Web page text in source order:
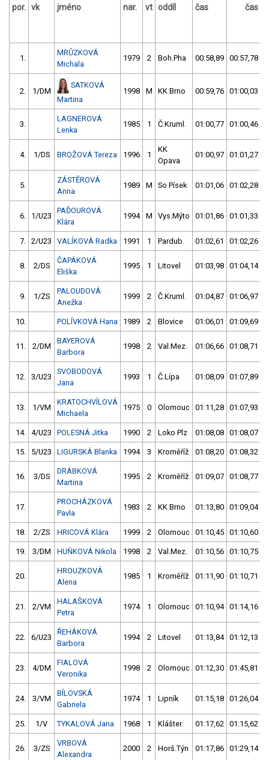
por. vk jméno nar. vt oddíl čas čas
1.
MRŮZKOVÁ
Michala
1979 2 Boh.Pha 00:58,89 00:57,78
2. 1/DM
SATKOVÁ
Martina
1998 M KK Brno 00:59,76 01:00,03
3.
LAGNEROVÁ
Lenka
1985 1 Č.Kruml. 01:00,77 01:00,46
4. 1/DS BROŽOVÁ Tereza 1996 1
KK
Opava
01:00,97 01:01,27
5.
ZÁSTĚROVÁ
Anna
1989 M So Písek 01:01,06 01:02,28
6. 1/U23
PAĎOUROVÁ
Klára
1994 M Vys.Mýto 01:01,86 01:01,33
7. 2/U23 VALÍKOVÁ Radka 1991 1 Pardub. 01:02,61 01:02,26
8. 2/DS
ČAPÁKOVÁ
Eliška
1995 1 Litovel 01:03,98 01:04,14
9. 1/ZS
PALOUDOVÁ
Anežka
1999 2 Č.Kruml. 01:04,87 01:06,97
10. POLÍVKOVÁ Hana 1989 2 Blovice 01:06,01 01:09,69
11. 2/DM
BAYEROVÁ
Barbora
1998 2 Val.Mez. 01:06,66 01:08,71
12. 3/U23
SVOBODOVÁ
Jana
1993 1 Č.Lípa 01:08,09 01:07,89
13. 1/VM
KRATOCHVÍLOVÁ
Michaela
1975 0 Olomouc 01:11,28 01:07,93
14. 4/U23 POLESNÁ Jitka 1990 2 Loko Plz 01:08,08 01:08,07
15. 5/U23 LIGURSKÁ Blanka 1994 3 Kroměříž 01:08,20 01:08,32
16. 3/DS
DRÁBKOVÁ
Martina
1995 2 Kroměříž 01:09,07 01:08,77
17.
PROCHÁZKOVÁ
Pavla
1983 2 KK Brno 01:13,80 01:09,04
18. 2/ZS HRICOVÁ Klára 1999 2 Olomouc 01:10,45 01:10,60
19. 3/DM HUŇKOVÁ Nikola 1998 2 Val.Mez. 01:10,56 01:10,75
20.
HROUZKOVÁ
Alena
1985 1 Kroměříž 01:11,90 01:10,71
21. 2/VM
HALAŠKOVÁ
Petra
1974 1 Olomouc 01:10,94 01:14,16
22. 6/U23
ŘEHÁKOVÁ
Barbora
1994 2 Litovel 01:13,84 01:12,13
23. 4/DM
FIALOVÁ
Veronika
1998 2 Olomouc 01:12,30 01:45,81
24. 3/VM
BÍLOVSKÁ
Gabriela
1974 1 Lipník 01:15,18 01:26,04
25. 1/V TYKALOVÁ Jana 1968 1 Klášter. 01:17,62 01:15,62
26. 3/ZS
VRBOVÁ
Alexandra
2000 2 Horš.Týn 01:17,86 01:29,14